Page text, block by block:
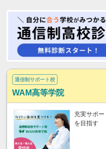
通信制サポート校
WAM高等学院
充実サポ
を目指す